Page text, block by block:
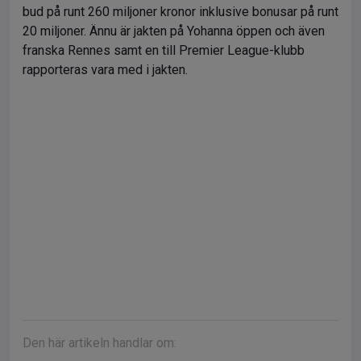
bud på runt 260 miljoner kronor inklusive bonusar på runt
20 miljoner. Ännu är jakten på Yohanna öppen och även
franska Rennes samt en till Premier League-klubb
rapporteras vara med i jakten.
Den här artikeln handlar om: